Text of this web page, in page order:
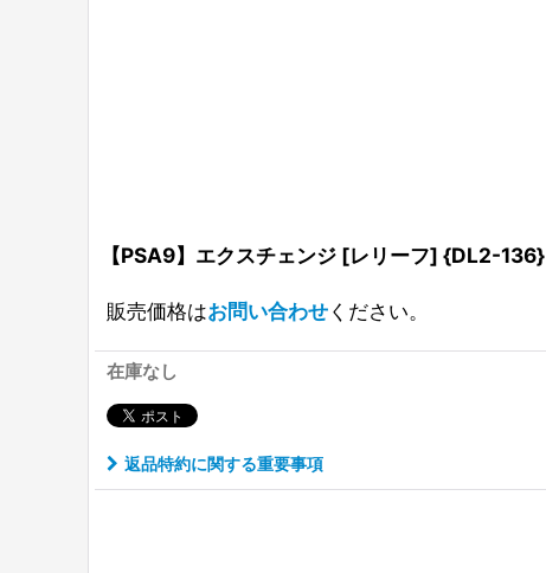
【PSA9】エクスチェンジ [レリーフ] {DL2-136}
販売価格はお問い合わせください。
在庫なし
返品特約に関する重要事項